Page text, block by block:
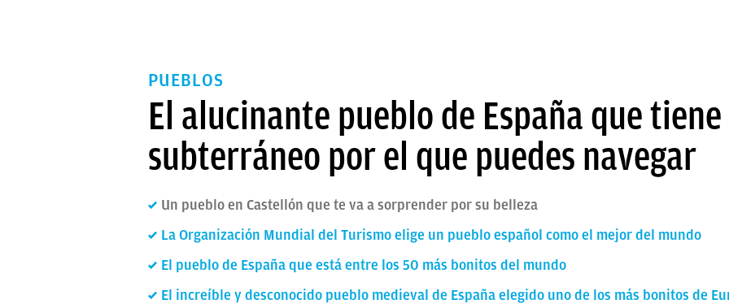
PUEBLOS
El alucinante pueblo de España que
subterráneo por el que puedes navegar
Un pueblo en Castellón que te va a sorprender por su belleza
La Organización Mundial del Turismo elige un pueblo español como el mejor del mundo
El pueblo de España que está entre los 50 más bonitos del mundo
El increíble y desconocido pueblo medieval de España elegido uno de los más bonitos de